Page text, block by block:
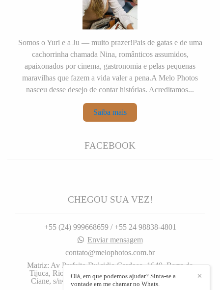
Somos o Yuri e a Ju — muito prazer!Pais de gatas e de uma
cachorrinha chamada Nina, românticos assumidos,
apaixonados por cinema, gastronomia e pelas pequenas
maravilhas que fazem a vida valer a pena.A Melo Photos
nasceu desse desejo de contar histórias. Acreditamos...
Saiba mais
FACEBOOK
CHEGOU SUA VEZ!
+55 (24) 999668659 / +55 24 98838-4801
Enviar mensagem
contato@melophotos.com.br
Matriz: Av Prefeito Dulcidio Cardoso, 1640. Barra da
Tijuca, Rio de Janeiro, 1640, Filial: Rua José Carlos
Ciane, s/n•. Centro, Barra Mansa. - Barra da Tijuca
✕
Olá, em que podemos ajudar? Sinta-se a
vontade em me chamar no Whats.